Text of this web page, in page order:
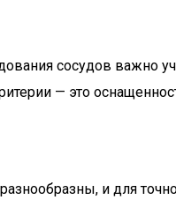
сосудов важно
— это
и для